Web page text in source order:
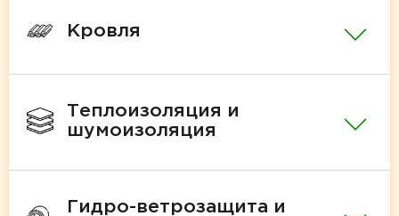
Кровля
Теплоизоляция и
шумоизоляция
Гидро-ветрозащита и